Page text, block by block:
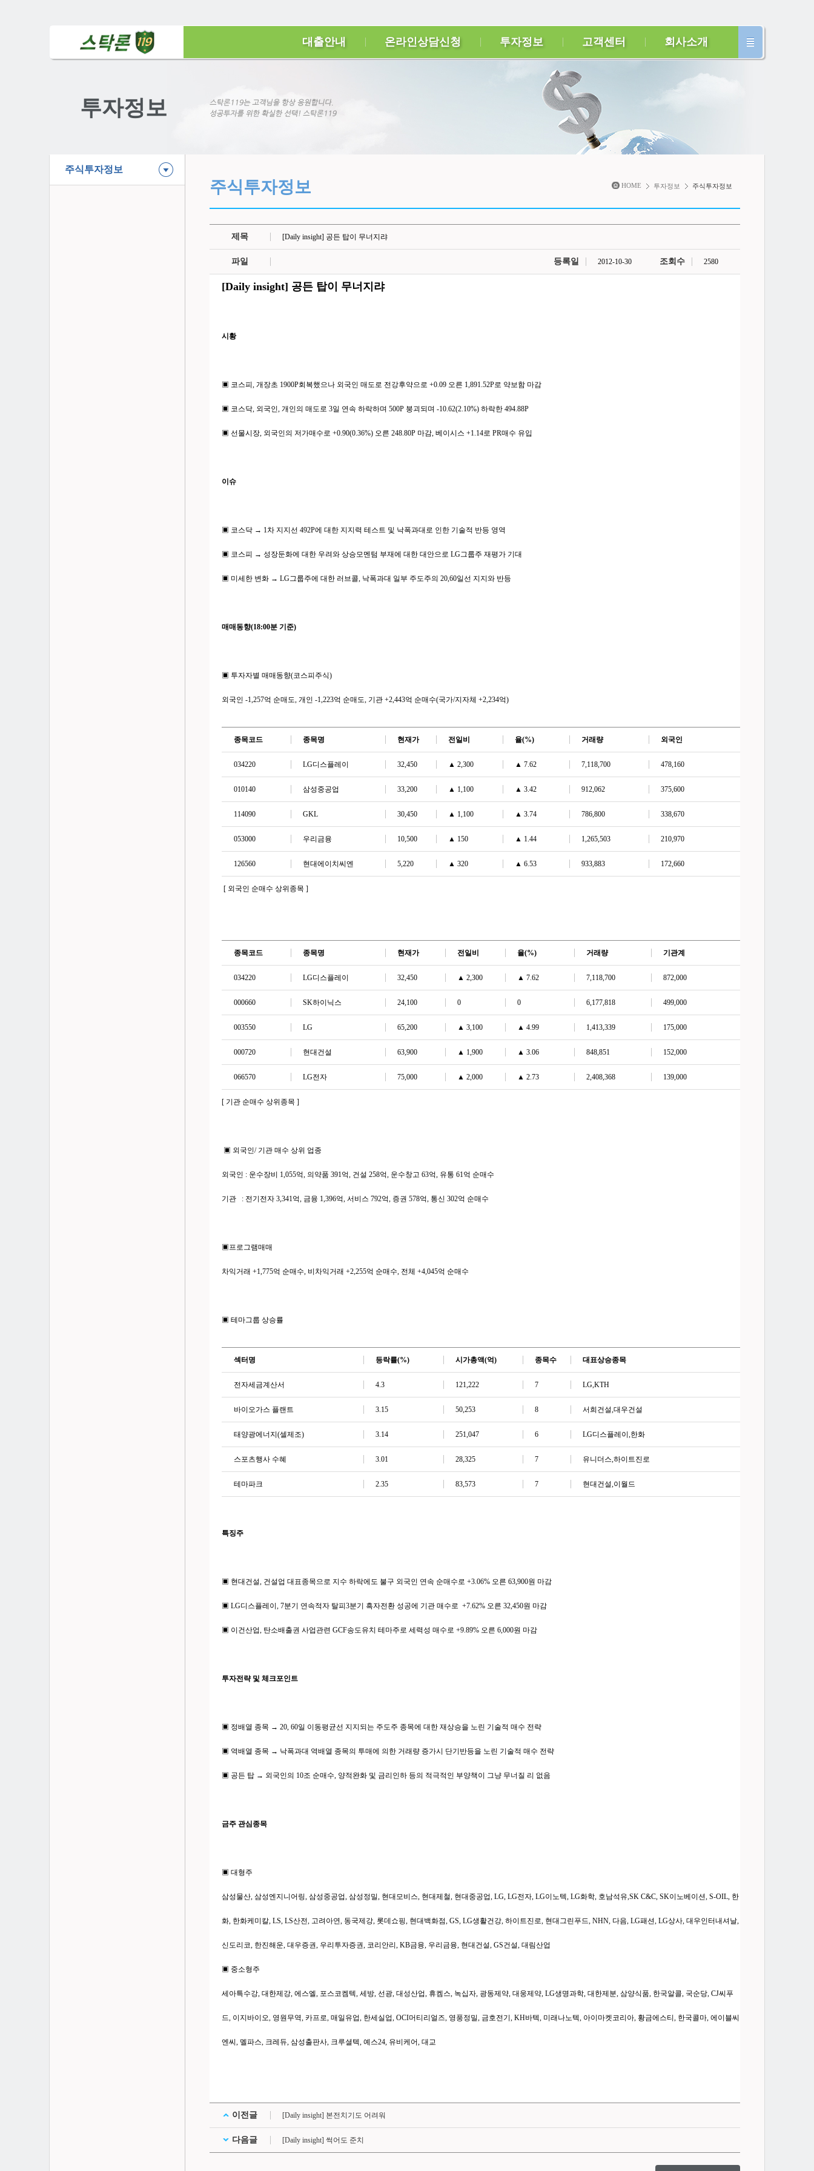
대출안내 온라인상담신청 투자정보 고객센터 회사소개
투자정보
주식투자정보
주식투자정보 HOME 투자정보 주식투자정보
제목 [Daily insight] 공든 탑이 무너지랴
파일 등록일 2012-10-30 조회수 2580
[Daily insight] 공든 탑이 무너지랴
시황
▣ 코스피, 개장초 1900P회복했으나 외국인 매도로 전강후약으로 +0.09 오른 1,891.52P로 약보함 마감
▣ 코스닥, 외국인, 개인의 매도로 3일 연속 하락하며 500P 붕괴되며 -10.62(2.10%) 하락한 494.88P
▣ 선물시장, 외국인의 저가매수로 +0.90(0.36%) 오른 248.80P 마감, 베이시스 +1.14로 PR매수 유입
이슈
▣ 코스닥 → 1차 지지선 492P에 대한 지지력 테스트 및 낙폭과대로 인한 기술적 반등 영역
▣ 코스피 → 성장둔화에 대한 우려와 상승모멘텀 부재에 대한 대안으로 LG그룹주 재평가 기대
▣ 미세한 변화 → LG그룹주에 대한 러브콜, 낙폭과대 일부 주도주의 20,60일선 지지와 반등
매매동향(18:00분 기준)
▣ 투자자별 매매동향(코스피주식)
외국인 -1,257억 순매도, 개인 -1,223억 순매도, 기관 +2,443억 순매수(국가/지자체 +2,234억)
종목코드 종목명 현재가 전일비 율(%) 거래량 외국인
034220 LG디스플레이 32,450 ▲ 2,300 ▲ 7.62 7,118,700 478,160
010140 삼성중공업 33,200 ▲ 1,100 ▲ 3.42 912,062 375,600
114090 GKL 30,450 ▲ 1,100 ▲ 3.74 786,800 338,670
053000 우리금융 10,500 ▲ 150 ▲ 1.44 1,265,503 210,970
126560 현대에이치씨엔 5,220 ▲ 320 ▲ 6.53 933,883 172,660
[ 외국인 순매수 상위종목 ]
종목코드 종목명 현재가 전일비 율(%) 거래량 기관계
034220 LG디스플레이 32,450 ▲ 2,300 ▲ 7.62 7,118,700 872,000
000660 SK하이닉스 24,100 0 0 6,177,818 499,000
003550 LG 65,200 ▲ 3,100 ▲ 4.99 1,413,339 175,000
000720 현대건설 63,900 ▲ 1,900 ▲ 3.06 848,851 152,000
066570 LG전자 75,000 ▲ 2,000 ▲ 2.73 2,408,368 139,000
[ 기관 순매수 상위종목 ]
▣ 외국인/ 기관 매수 상위 업종
외국인 : 운수장비 1,055억, 의약품 391억, 건설 258억, 운수창고 63억, 유통 61억 순매수
기관 : 전기전자 3,341억, 금융 1,396억, 서비스 792억, 증권 578억, 통신 302억 순매수
▣프로그램매매
차익거래 +1,775억 순매수, 비차익거래 +2,255억 순매수, 전체 +4,045억 순매수
▣ 테마그룹 상승률
섹터명 등락률(%) 시가총액(억) 종목수 대표상승종목
전자세금계산서 4.3 121,222 7 LG,KTH
바이오가스 플랜트 3.15 50,253 8 서희건설,대우건설
태양광에너지 (셀제조) 3.14 251,047 6 LG디스플레이 ,한화
스포츠행사 수혜 3.01 28,325 7 유니더스,하이트진로
테마파크 2.35 83,573 7 현대건설,이월드
특징주
▣ 현대건설, 건설업 대표종목으로 지수 하락에도 불구 외국인 연속 순매수로 +3.06% 오른 63,900원 마감
▣ LG디스플레이, 7분기 연속적자 탈피3분기 흑자전환 성공에 기관 매수로 +7.62% 오른 32,450원 마감
▣ 이건산업, 탄소배출권 사업관련 GCF송도유치 테마주로 세력성 매수로 +9.89% 오른 6,000원 마감
투자전략 및 체크포인트
▣ 정배열 종목 → 20, 60일 이동평균선 지지되는 주도주 종목에 대한 재상승을 노린 기술적 매수 전략
▣ 역배열 종목 → 낙폭과대 역배열 종목의 투매에 의한 거래량 증가시 단기반등을 노린 기술적 매수 전략
▣ 공든 탑 → 외국인의 10조 순매수, 양적완화 및 금리인하 등의 적극적인 부양책이 그냥 무너질 리 없음
금주 관심종목
▣ 대형주
삼성물산, 삼성엔지니어링, 삼성중공업, 삼성정밀, 현대모비스, 현대제철, 현대중공업, LG, LG전자, LG이노텍, LG화학, 호남석유,SK C&C, SK이노베이션, S-OIL, 한
화, 한화케미칼, LS, LS산전, 고려아연, 동국제강, 롯데쇼핑, 현대백화점, GS, LG생활건강, 하이트진로, 현대그린푸드, NHN, 다음, LG패션, LG상사, 대우인터내셔날,
신도리코, 한진해운, 대우증권, 우리투자증권, 코리안리, KB금융, 우리금융, 현대건설, GS건설, 대림산업
▣ 중소형주
세아특수강, 대한제강, 에스엘, 포스코켐텍, 세방, 선광, 대성산업, 휴켐스, 녹십자, 광동제약, 대웅제약, LG생명과학, 대한제분, 삼양식품, 한국알콜, 국순당, CJ씨푸
드, 이지바이오, 영원무역, 카프로, 매일유업, 한세실업, OCI머티리얼즈, 영풍정밀, 금호전기, KH바텍, 미래나노텍, 아이마켓코리아, 황금에스티, 한국콜마, 에이블씨
엔씨, 멜파스, 크레듀, 삼성출판사, 크루셜텍, 예스24, 유비케어, 대교
이전글 [Daily insight] 본전치기도 어려워
다음글 [Daily insight] 썩어도 준치